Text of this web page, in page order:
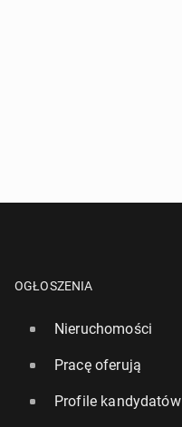
OGŁOSZENIA
Nieruchomości
Pracę oferują
Profile kandydatów